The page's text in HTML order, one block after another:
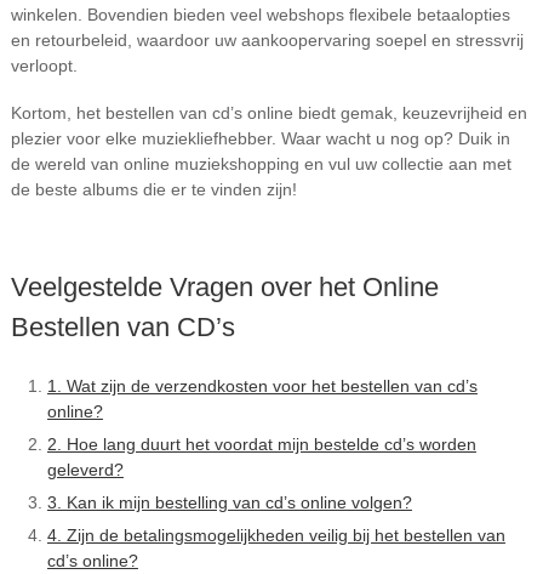
winkelen. Bovendien bieden veel webshops flexibele betaalopties
en retourbeleid, waardoor uw aankoopervaring soepel en stressvrij
verloopt.
Kortom, het bestellen van cd’s online biedt gemak, keuzevrijheid en
plezier voor elke muziekliefhebber. Waar wacht u nog op? Duik in
de wereld van online muziekshopping en vul uw collectie aan met
de beste albums die er te vinden zijn!
Veelgestelde Vragen over het Online
Bestellen van CD’s
1. Wat zijn de verzendkosten voor het bestellen van cd’s
online?
2. Hoe lang duurt het voordat mijn bestelde cd’s worden
geleverd?
3. Kan ik mijn bestelling van cd’s online volgen?
4. Zijn de betalingsmogelijkheden veilig bij het bestellen van
cd’s online?